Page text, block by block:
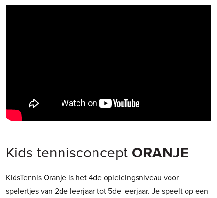
Kids tennisconcept ORANJE
KidsTennis Oranje is het 4de opleidingsniveau voor
spelertjes van 2de leerjaar tot 5de leerjaar. Je speelt op een